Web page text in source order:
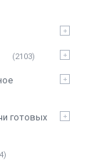
2103
готовых
4